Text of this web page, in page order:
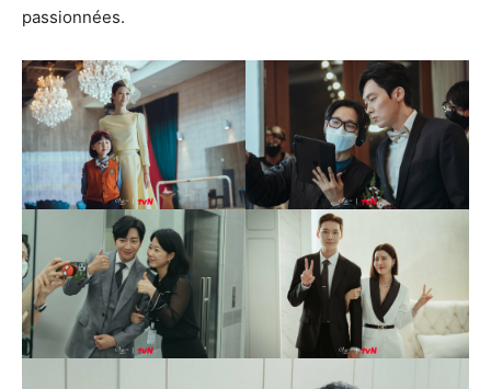
passionnées.